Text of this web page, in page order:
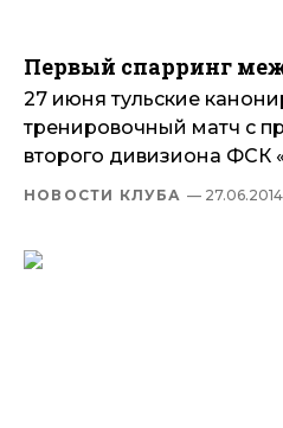
Первый спарринг
27 июня тульские
тренировочный матч с
второго дивизиона ФСК
НОВОСТИ КЛУБА — 27.06.2014